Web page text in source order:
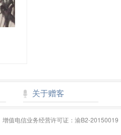
关于赠客
增值电信业务经营许可证：渝B2-20150019